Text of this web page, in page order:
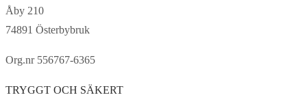
Åby 210
74891 Österbybruk
Org.nr 556767-6365
TRYGGT OCH SÄKERT